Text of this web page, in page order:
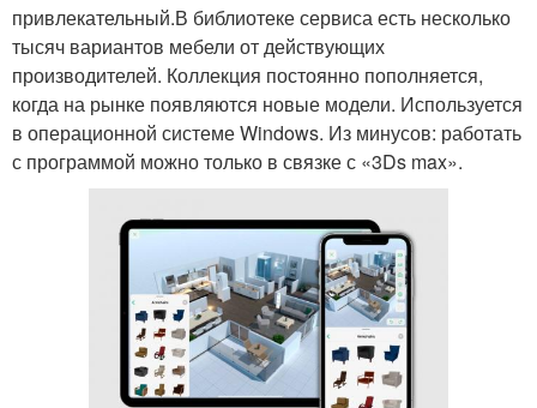
привлекательный.В библиотеке сервиса есть несколько
тысяч вариантов мебели от действующих
производителей. Коллекция постоянно пополняется,
когда на рынке появляются новые модели. Используется
в операционной системе Windows. Из минусов: работать
с программой можно только в связке с «3Ds max».